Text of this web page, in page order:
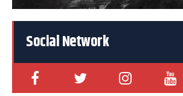
Social Network